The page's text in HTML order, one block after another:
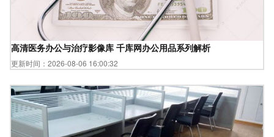
高清医务办公与治疗影像库 千库网办公用品系列解析
更新时间：2026-08-06 16:00:32